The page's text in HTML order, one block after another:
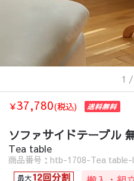
1
￥37,780(税込)
ソファサイドテーブル
Tea table
商品番号：htb-1708-Tea